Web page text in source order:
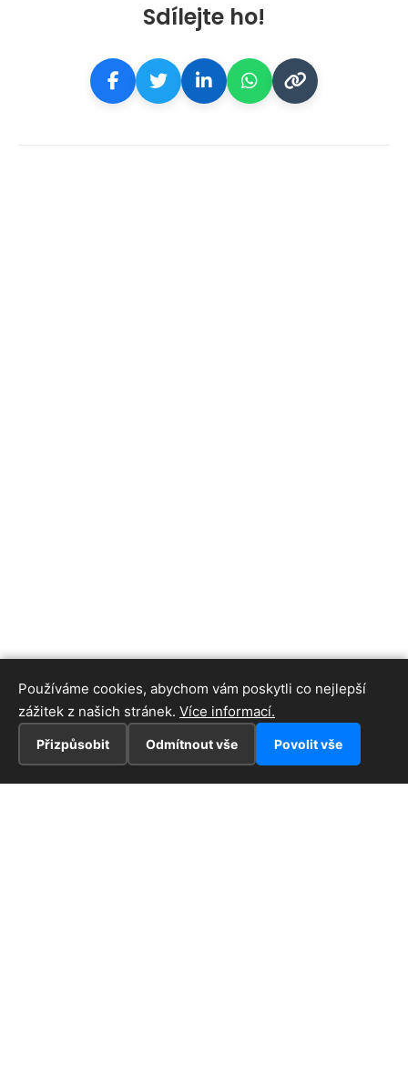
Sdílejte ho!
Používáme cookies, abychom vám poskytli co nejlepší
zážitek z našich stránek. Více informací.
Přizpůsobit Odmítnout vše Povolit vše